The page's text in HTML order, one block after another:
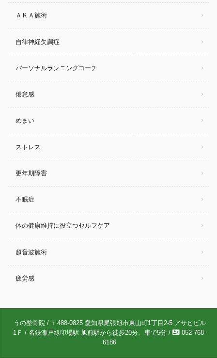
ＡＫＡ施術
自律神経失調症
パーソナルランニングコーチ
倦怠感
めまい
ストレス
更年期障害
不眠症
体の健康維持に役立つセルフケア
超音波施術
疲労感
うの整骨院 / 〒488-0825 愛知県尾張旭市東山町1丁目2-5 アサヒビル
1Ｆ / 名鉄瀬戸線印場駅 旭前駅から徒歩20分、車で5分 / contact_phone 052-768-
6186